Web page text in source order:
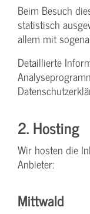
Beim Besuch
statistisch
allem mit
Detaillierte
2. Hosting
Wir hosten die
Anbieter:
Mittwald